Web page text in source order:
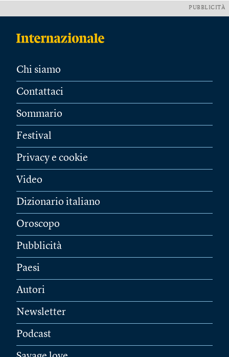
PUBBLICITÀ
Chi siamo
Contattaci
Sommario
Festival
Privacy e cookie
Video
Dizionario italiano
Oroscopo
Pubblicità
Paesi
Autori
Newsletter
Podcast